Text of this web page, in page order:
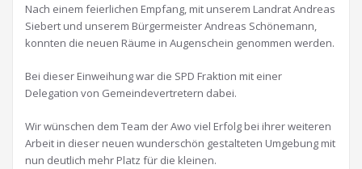
Nach einem feierlichen Empfang, mit unserem Landrat Andreas
Siebert und unserem Bürgermeister Andreas Schönemann,
konnten die neuen Räume in Augenschein genommen werden.
Bei dieser Einweihung war die SPD Fraktion mit einer
Delegation von Gemeindevertretern dabei.
Wir wünschen dem Team der Awo viel Erfolg bei ihrer weiteren
Arbeit in dieser neuen wunderschön gestalteten Umgebung mit
nun deutlich mehr Platz für die kleinen.